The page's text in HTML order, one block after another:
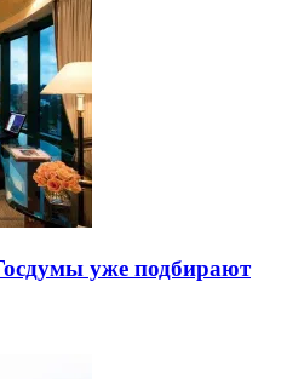
уже подбирают